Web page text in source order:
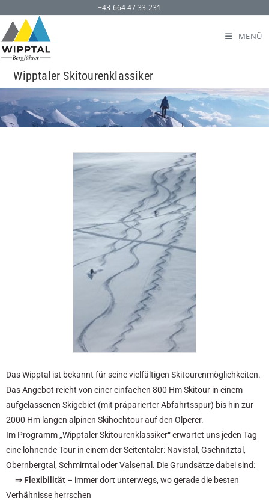
+43 664 47 33 231
MENÜ
Wipptaler Skitourenklassiker
Das Wipptal ist bekannt für seine vielfältigen Skitourenmöglichkeiten.
Das Angebot reicht von einer einfachen 800 Hm Skitour in einem
aufgelassenen Skigebiet (mit präparierter Abfahrtsspur) bis hin zur
2000 Hm langen alpinen Skihochtour auf den Olperer.
Im Programm „Wipptaler Skitourenklassiker“ erwartet uns jeden Tag
eine lohnende Tour in einem der Seitentäler: Navistal, Gschnitztal,
Obernbergtal, Schmirntal oder Valsertal. Die Grundsätze dabei sind:
⇒ Flexibilität – immer dort unterwegs, wo gerade die besten
Verhältnisse herrschen